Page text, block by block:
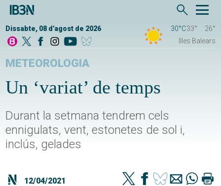
Dissabte, 08 d'agost de 2026 30°C33°
26°
Illes Balears
METEOROLOGIA
Un ‘variat’ de temps
Durant la setmana tendrem cels
ennigulats, vent, estonetes de sol i,
inclús, gelades
12/04/2021